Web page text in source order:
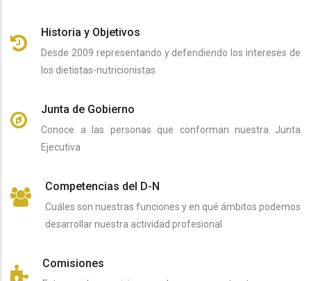
Historia y Objetivos
Desde 2009 representando y defendiendo los intereses de
los dietistas-nutricionistas
Junta de Gobierno
Conoce a las personas que conforman nuestra Junta
Ejecutiva
Competencias del D-N
Cuáles son nuestras funciones y en qué ámbitos podemos
desarrollar nuestra actividad profesional
Comisiones